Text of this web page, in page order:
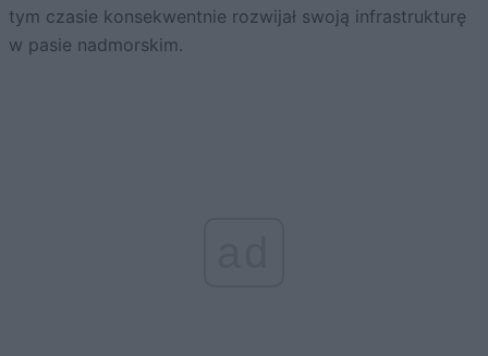
tym czasie konsekwentnie rozwijał swoją infrastrukturę
w pasie nadmorskim.